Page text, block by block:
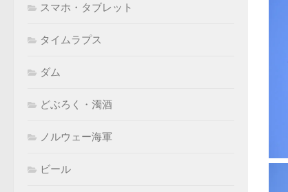
スマホ・タブレット
タイムラプス
ダム
どぶろく・濁酒
ノルウェー海軍
ビール